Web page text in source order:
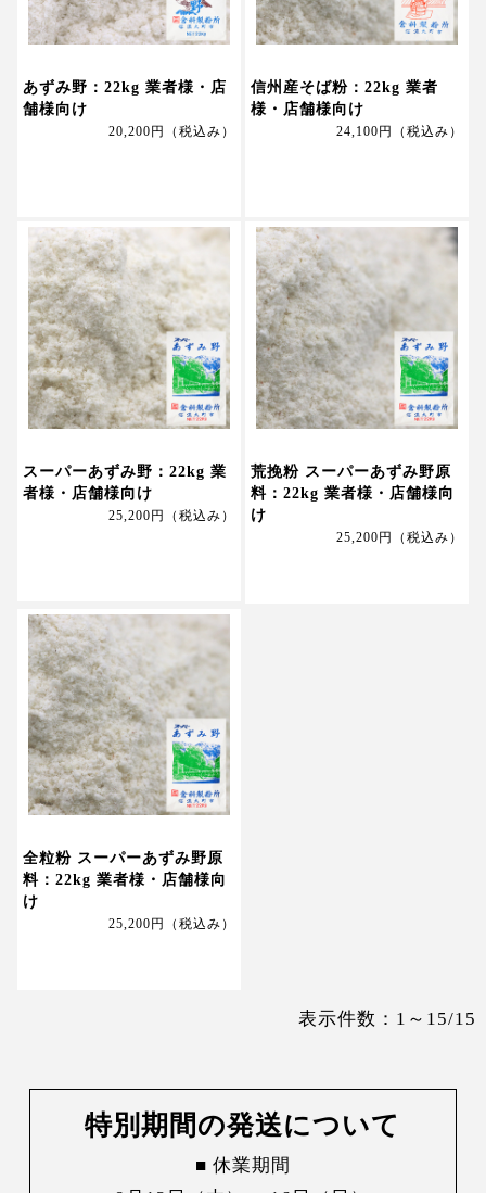
あずみ野：22kg 業者様・店
舗様向け
20,200円 （税込み）
信州産そば粉：22kg 業者
様・店舗様向け
24,100円 （税込み）
スーパーあずみ野：22kg 業
者様・店舗様向け
25,200円 （税込み）
荒挽粉 スーパーあずみ野原
料：22kg 業者様・店舗様向
け
25,200円 （税込み）
全粒粉 スーパーあずみ野原
料：22kg 業者様・店舗様向
け
25,200円 （税込み）
表示件数：1～15/15
特別期間の発送について
■ 休業期間